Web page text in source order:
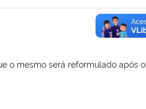
o mesmo será reformulado após o